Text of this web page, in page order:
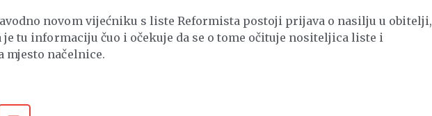
novom vijećniku s liste Reformista postoji prijava o nasilju u obitelji,
je tu informaciju čuo i očekuje da se o tome očituje nositeljica liste i
mjesto načelnice.